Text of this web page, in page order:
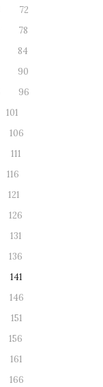
72
78
84
90
96
101
106
111
116
121
126
131
136
141
146
151
156
161
166